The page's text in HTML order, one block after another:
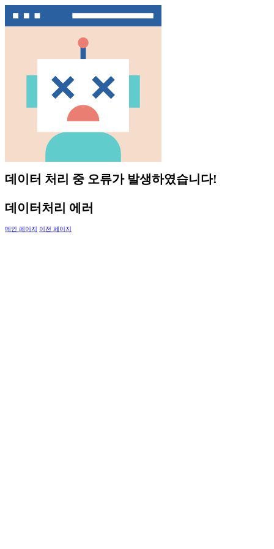
데이터 처리 중 오류가 발생하였습니다!
데이터처리 에러
메인 페이지 이전 페이지